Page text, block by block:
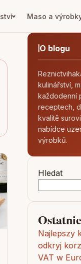
Maso a
O blogu
kulinářství,
každodenní
receptech,
kvalitě
nabídce
výrobků.
Hledat
Najlepszy
odkryj
VAT w